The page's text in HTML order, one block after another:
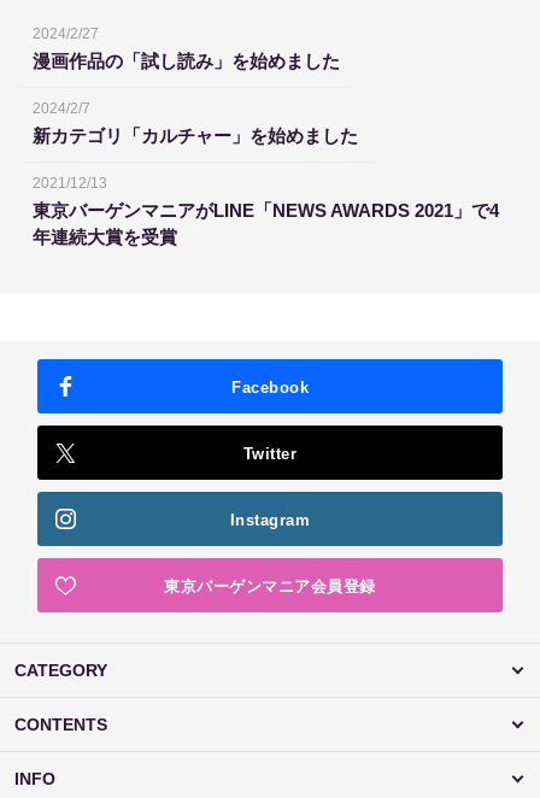
2024/2/27
漫画作品の「試し読み」を始めました
2024/2/7
新カテゴリ「カルチャー」を始めました
2021/12/13
東京バーゲンマニアがLINE「NEWS AWARDS 2021」で4
年連続大賞を受賞
Facebook
Twitter
Instagram
東京バーゲンマニア会員登録
CATEGORY
CONTENTS
INFO